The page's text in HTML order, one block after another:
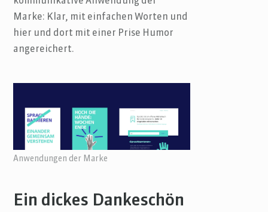
Marke: Klar, mit einfachen Worten und
hier und dort mit einer Prise Humor
angereichert.
Anwendungen der Marke
Ein dickes Dankeschön